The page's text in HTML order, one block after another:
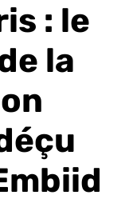
: le
la